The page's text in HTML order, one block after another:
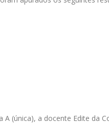
(única), a docente Edite da